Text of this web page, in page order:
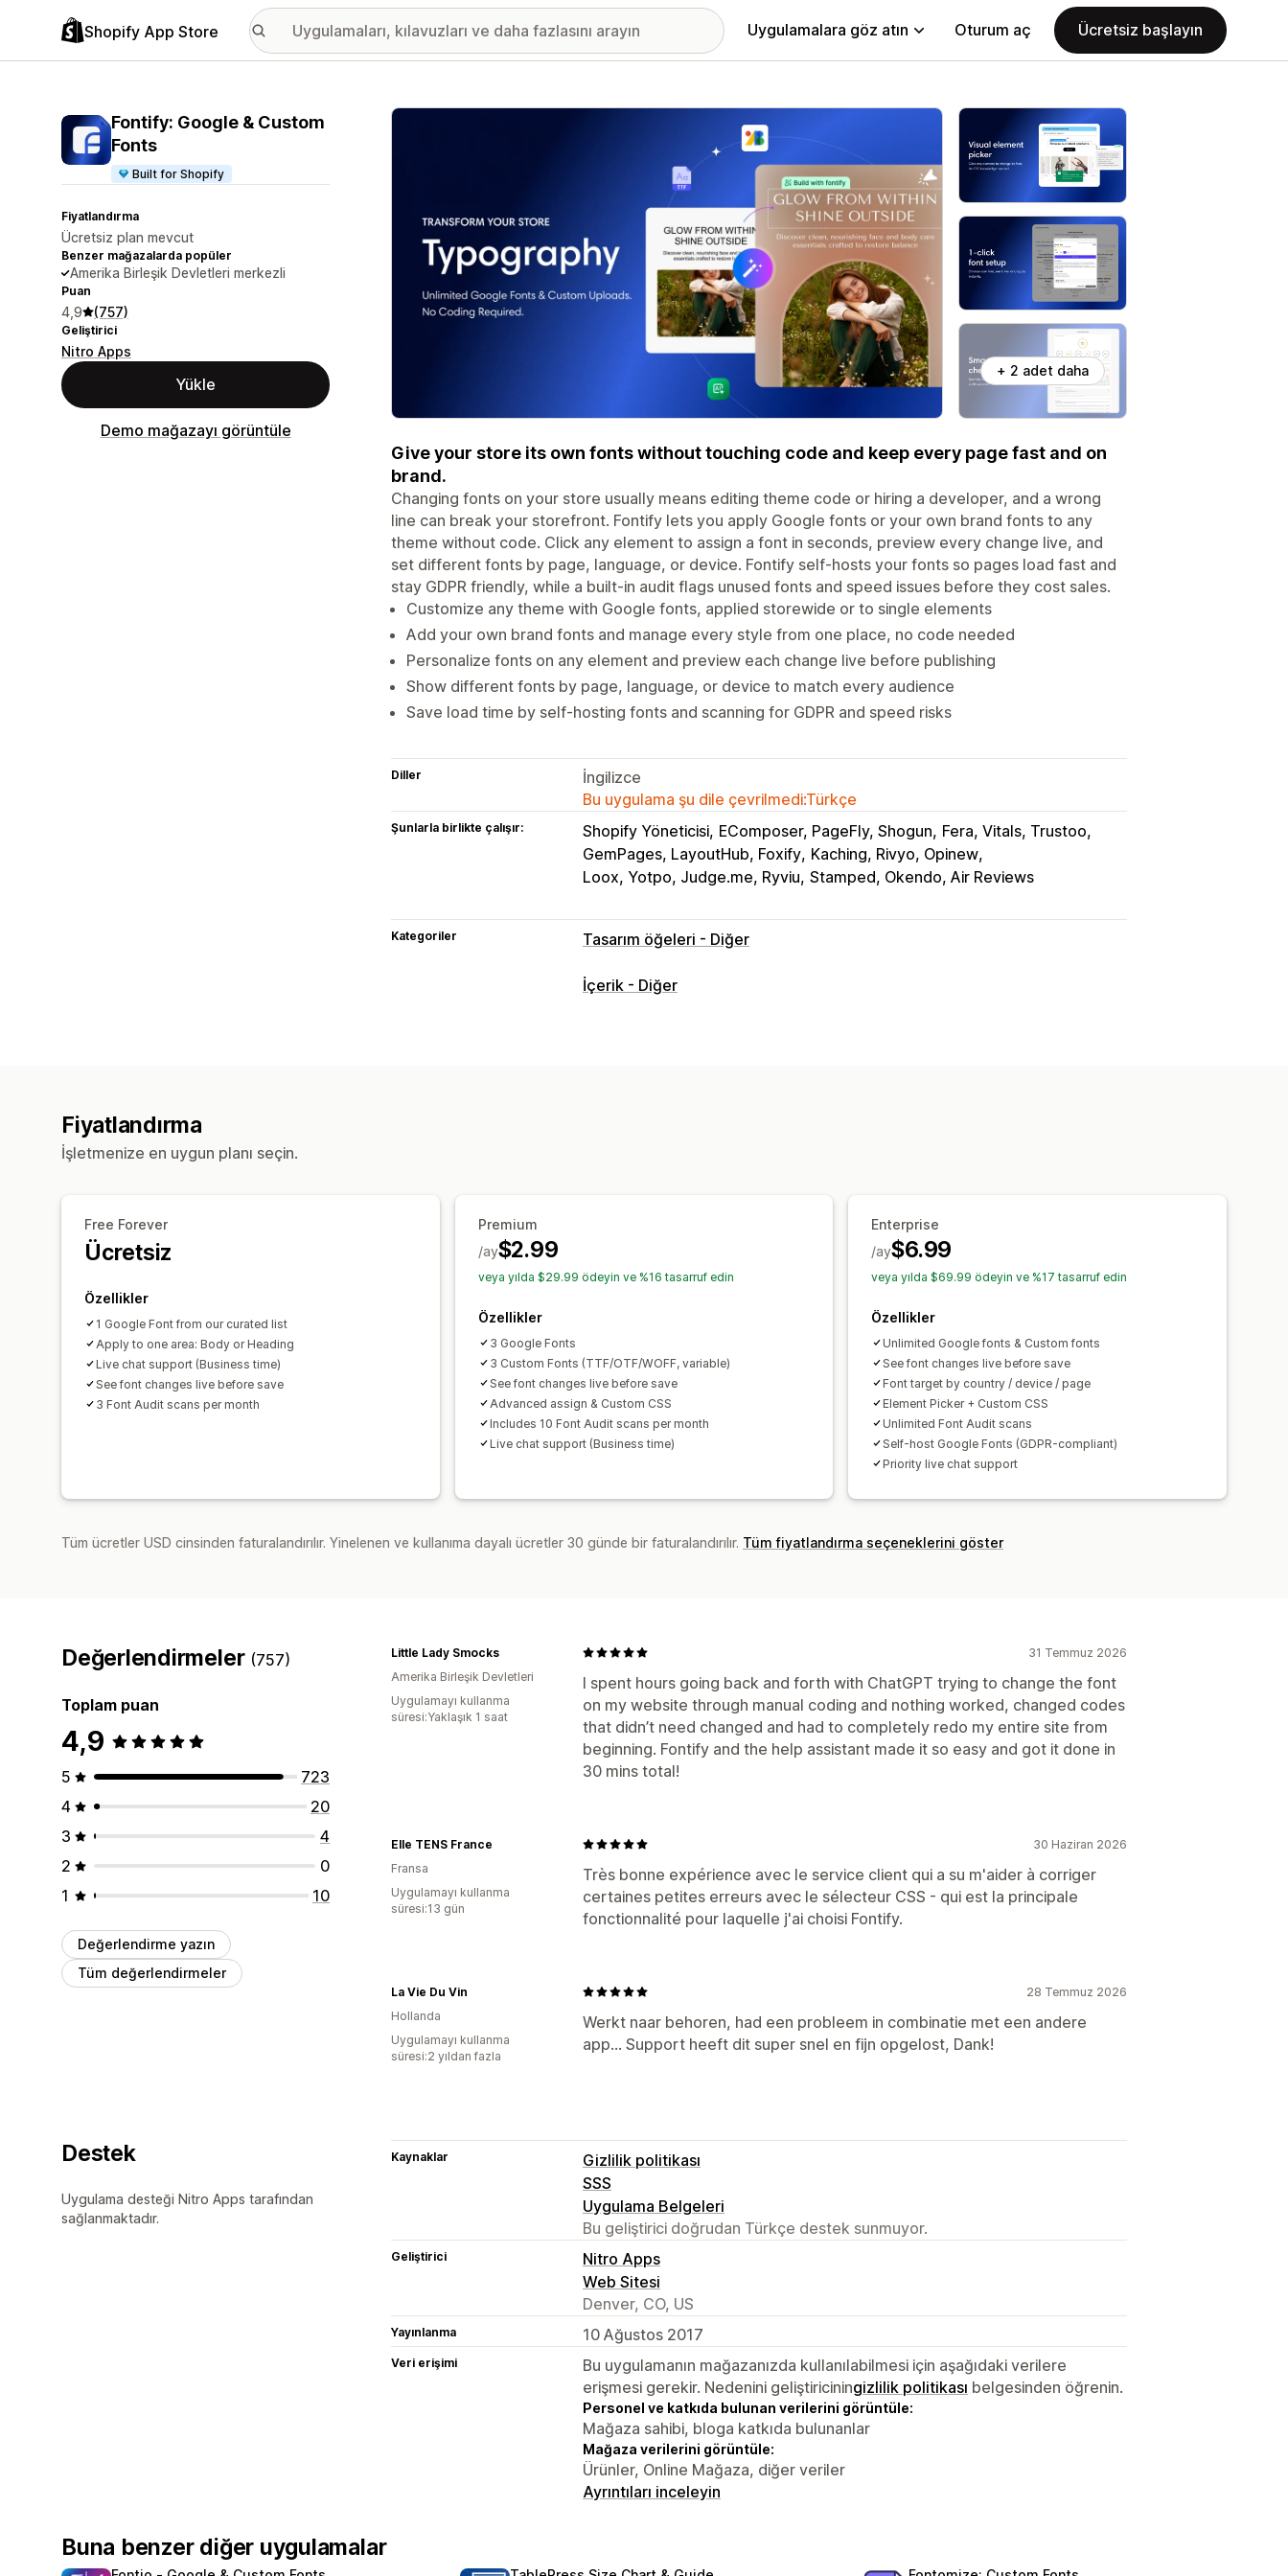
Shopify App Store Uygulamalara göz atın Oturum aç Ücretsiz başlayın
Fontify: Google & Custom
Fonts
Built for Shopify
Fiyatlandırma
Ücretsiz plan mevcut
Benzer mağazalarda popüler
Amerika Birleşik Devletleri merkezli
Puan
4,9 (757)
Geliştirici
Nitro Apps
Yükle
Demo mağazayı görüntüle
Öne çıkan görsel galerisi
+ 2 adet daha
Give your store its own fonts without touching code and keep every page fast and on
brand.
Changing fonts on your store usually means editing theme code or hiring a developer, and a wrong
line can break your storefront. Fontify lets you apply Google fonts or your own brand fonts to any
theme without code. Click any element to assign a font in seconds, preview every change live, and
set different fonts by page, language, or device. Fontify self-hosts your fonts so pages load fast and
stay GDPR friendly, while a built-in audit flags unused fonts and speed issues before they cost sales.
Customize any theme with Google fonts, applied storewide or to single elements
Add your own brand fonts and manage every style from one place, no code needed
Personalize fonts on any element and preview each change live before publishing
Show different fonts by page, language, or device to match every audience
Save load time by self-hosting fonts and scanning for GDPR and speed risks
Diller
İngilizce
Bu uygulama şu dile çevrilmedi:Türkçe
Şunlarla birlikte çalışır: Shopify Yöneticisi EComposer, PageFly, Shogun Fera, Vitals, Trustoo
GemPages, LayoutHub, Foxify Kaching, Rivyo, Opinew
Loox, Yotpo, Judge.me, Ryviu Stamped, Okendo, Air Reviews
Kategoriler Tasarım öğeleri - Diğer
İçerik - Diğer
Fiyatlandırma
İşletmenize en uygun planı seçin.
Free Forever
Ücretsiz
Özellikler
1 Google Font from our curated list
Apply to one area: Body or Heading
Live chat support (Business time)
See font changes live before save
3 Font Audit scans per month
Premium
$2.99
/ay
veya yılda $29.99 ödeyin ve %16 tasarruf edin
Özellikler
3 Google Fonts
3 Custom Fonts (TTF/OTF/WOFF, variable)
See font changes live before save
Advanced assign & Custom CSS
Includes 10 Font Audit scans per month
Live chat support (Business time)
Enterprise
$6.99
/ay
veya yılda $69.99 ödeyin ve %17 tasarruf edin
Özellikler
Unlimited Google fonts & Custom fonts
See font changes live before save
Font target by country / device / page
Element Picker + Custom CSS
Unlimited Font Audit scans
Self-host Google Fonts (GDPR-compliant)
Priority live chat support
Tüm ücretler USD cinsinden faturalandırılır. Yinelenen ve kullanıma dayalı ücretler 30 günde bir faturalandırılır. Tüm fiyatlandırma seçeneklerini göster
Değerlendirmeler (757)
Toplam puan
4,9
5
723
4
20
3
4
2
0
1
10
Değerlendirme yazın
Tüm değerlendirmeler
31 Temmuz 2026
I spent hours going back and forth with ChatGPT trying to change the font
on my website through manual coding and nothing worked, changed codes
that didn’t need changed and had to completely redo my entire site from
beginning. Fontify and the help assistant made it so easy and got it done in
30 mins total!
Little Lady Smocks
Amerika Birleşik Devletleri
Uygulamayı kullanma
süresi:Yaklaşık 1 saat
30 Haziran 2026
Très bonne expérience avec le service client qui a su m'aider à corriger
certaines petites erreurs avec le sélecteur CSS - qui est la principale
fonctionnalité pour laquelle j'ai choisi Fontify.
Elle TENS France
Fransa
Uygulamayı kullanma
süresi:13 gün
28 Temmuz 2026
Werkt naar behoren, had een probleem in combinatie met een andere
app... Support heeft dit super snel en fijn opgelost, Dank!
La Vie Du Vin
Hollanda
Uygulamayı kullanma
süresi:2 yıldan fazla
Destek
Uygulama desteği Nitro Apps tarafından
sağlanmaktadır.
Kaynaklar
Gizlilik politikası
SSS
Uygulama Belgeleri
Bu geliştirici doğrudan Türkçe destek sunmuyor.
Geliştirici
Nitro Apps
Web Sitesi
Denver, CO, US
Yayınlanma 10 Ağustos 2017
Veri erişimi
Bu uygulamanın mağazanızda kullanılabilmesi için aşağıdaki verilere
erişmesi gerekir. Nedenini geliştiriciningizlilik politikası belgesinden öğrenin.
Personel ve katkıda bulunan verilerini görüntüle:
Mağaza sahibi, bloga katkıda bulunanlar
Mağaza verilerini görüntüle:
Ürünler, Online Mağaza, diğer veriler
Ayrıntıları inceleyin
Buna benzer diğer uygulamalar